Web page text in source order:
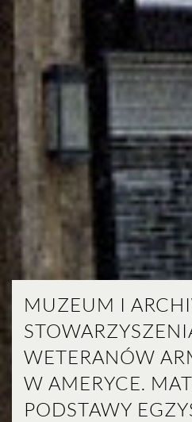
MUZEUM I
WETERANÓW
W AMERYCE.
PODSTAWY